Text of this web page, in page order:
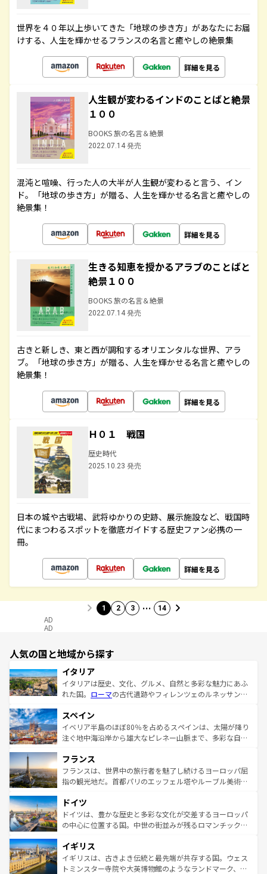
世界を４０年以上歩いてきた「地球の歩き方」があなたにお届
けする、人生を輝かせるフランスの名言と癒やしの絶景集
詳細を見る
人生観が変わるインドのことばと絶景
１００
BOOKS 旅の名言＆絶景
2022.07.14 発売
混沌と喧噪、行った人の大半が人生観が変わると言う、イン
ド。「地球の歩き方」が贈る、人生を輝かせる名言と癒やしの
絶景集！
詳細を見る
生きる知恵を授かるアラブのことばと
絶景１００
BOOKS 旅の名言＆絶景
2022.07.14 発売
古きと新しき、東と西が調和するオリエンタルな世界、アラ
ブ。「地球の歩き方」が贈る、人生を輝かせる名言と癒やしの
絶景集！
詳細を見る
Ｈ０１ 戦国
歴史時代
2025.10.23 発売
日本の城や古戦場、武将ゆかりの史跡、展示施設など、戦国時
代にまつわるスポットを徹底ガイドする歴史ファン必携の一
冊。
詳細を見る
1 2 3 … 14
AD
AD
人気の国と地域から探す
イタリア
イタリアは歴史、文化、グルメ、自然と多彩な魅力にあふ
れた国。 ローマの古代遺跡やフィレンツェのルネッサンス
ろん、トスカーナの美しい田園風景やアマルフィ海岸の絶
景など、自然景観も見逃せない。観光の合間には、本場の
ピザやパスタなど、絶品のイタリア料理を堪能することも
ませてくれるイタリアで、忘れられない旅をしてみよう！
なお、新着のイタリア情報はコンテンツ一覧 を参照してほ
しい。
スペイン
イベリア半島のほぼ80％を占めるスペインは、太陽が降り
注ぐ地中海沿岸から雄大なピレネー山脈まで、多彩な自然
文化が根付くこの国では、情熱的なフラメンコ、熱気あふ
れる闘牛、そして美味しいタパスが生活の一部となってい
る。首都マドリードの洗練された雰囲気や、バルセロナの
の城塞都市、穏やかなビーチリゾートまで多彩な表情を見
せる。地方によって風土や気候が異なるスペインはその個
性で訪れる人を魅了する。 なお、新着のスペイン情報はコ
フランス
フランスは、世界中の旅行者を魅了し続けるヨーロッパ屈
指の観光地だ。首都パリのエッフェル塔やルーブル美術館
で、幅広い魅力が詰まっている。華麗な宮殿、歴史的な大
聖堂、美しいビーチ、そして豊かな自然が、訪れる者を心
から魅了する。また、フランスは美食の国としても知ら
いる。シャンパンの発祥地であるランス、プロヴァンスの
香り高いラベンダー畑など、多彩な楽しみ方が可能だ。さ
らに、パリ以外の地域にも魅力が溢れており、どの街角に
ドイツ
ドイツは、豊かな歴史と多彩な文化が交差するヨーロッパ
の中心に位置する国。中世の街並みが残るロマンチック街
顔を持つこの国は、どこを歩いても飽きることがない。ベ
ルリンの文化的活気、バイエルン州のアルプスの絶景、そ
してライン川沿いのワイン畑といった風景は必見。ビール
イギリス
イギリスは、古きよき伝統と最先端が共存する国。ウェス
トミンスター寺院や大英博物館のようなランドマーク、歴